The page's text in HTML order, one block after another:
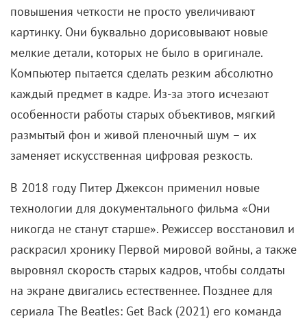
повышения четкости не просто увеличивают
картинку. Они буквально дорисовывают новые
мелкие детали, которых не было в оригинале.
Компьютер пытается сделать резким абсолютно
каждый предмет в кадре. Из-за этого исчезают
особенности работы старых объективов, мягкий
размытый фон и живой пленочный шум – их
заменяет искусственная цифровая резкость.
В 2018 году Питер Джексон применил новые
технологии для документального фильма «Они
никогда не станут старше». Режиссер восстановил и
раскрасил хронику Первой мировой войны, а также
выровнял скорость старых кадров, чтобы солдаты
на экране двигались естественнее. Позднее для
сериала The Beatles: Get Back (2021) его команда